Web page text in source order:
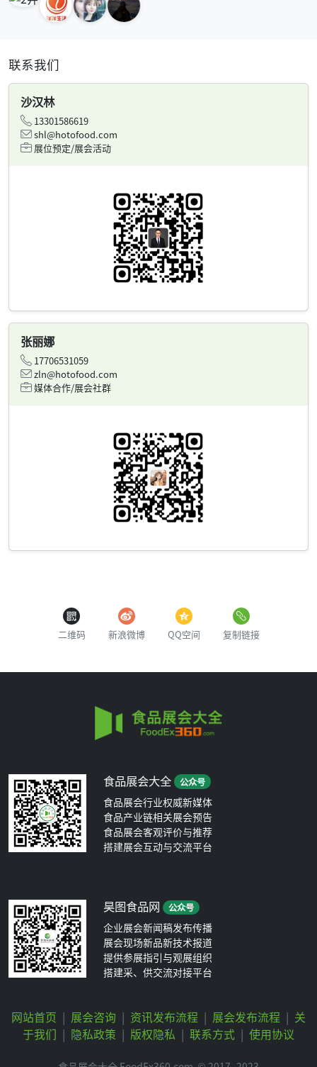
联系我们
沙汉林
13301586619
shl@hotofood.com
展位预定/展会活动
张丽娜
17706531059
zln@hotofood.com
媒体合作/展会社群
二维码 新浪微博 QQ空间 复制链接
食品展会大全 公众号
食品展会行业权威新媒体
食品产业链相关展会预告
食品展会客观评价与推荐
搭建展会互动与交流平台
昊图食品网 公众号
企业展会新闻稿发布传播
展会现场新品新技术报道
提供参展指引与观展组织
搭建采、供交流对接平台
网站首页 | 展会咨询 | 资讯发布流程 | 展会发布流程 | 关
于我们 | 隐私政策 | 版权隐私 | 联系方式 | 使用协议